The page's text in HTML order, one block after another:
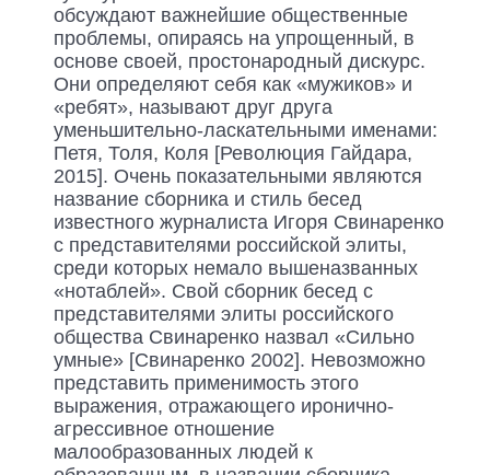
обсуждают важнейшие общественные
проблемы, опираясь на упрощенный, в
основе своей, простонародный дискурс.
Они определяют себя как «мужиков» и
«ребят», называют друг друга
уменьшительно-ласкательными именами:
Петя, Толя, Коля [Революция Гайдара,
2015]. Очень показательными являются
название сборника и стиль бесед
известного журналиста Игоря Свинаренко
с представителями российской элиты,
среди которых немало вышеназванных
«нотаблей». Свой сборник бесед с
представителями элиты российского
общества Свинаренко назвал «Сильно
умные» [Свинаренко 2002]. Невозможно
представить применимость этого
выражения, отражающего иронично-
агрессивное отношение
малообразованных людей к